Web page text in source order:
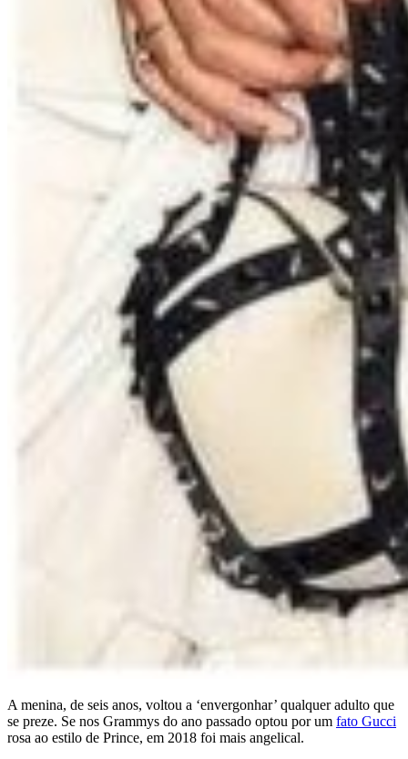
A menina, de seis anos, voltou a ‘envergonhar’ qualquer adulto que
se preze. Se nos Grammys do ano passado optou por um fato Gucci
rosa ao estilo de Prince, em 2018 foi mais angelical.